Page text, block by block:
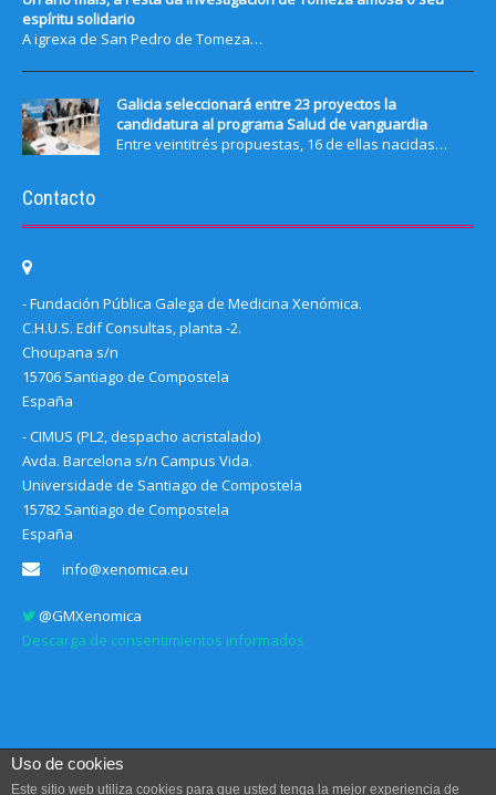
espíritu solidario
A igrexa de San Pedro de Tomeza…
Galicia seleccionará entre 23 proyectos la
candidatura al programa Salud de vanguardia
Entre veintitrés propuestas, 16 de ellas nacidas…
Contacto
- Fundación Pública Galega de Medicina Xenómica.
C.H.U.S. Edif Consultas, planta -2.
Choupana s/n
15706 Santiago de Compostela
España
- CIMUS (PL2, despacho acristalado)
Avda. Barcelona s/n Campus Vida.
Universidade de Santiago de Compostela
15782 Santiago de Compostela
España
info@xenomica.eu
@GMXenomica
Descarga de consentimientos informados
Uso de cookies
Este sitio web utiliza cookies para que usted tenga la mejor experiencia de